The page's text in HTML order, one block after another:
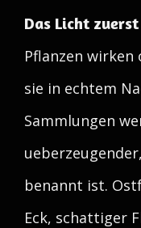
Das Licht
Pflanzen
sie in echtem
Sammlungen
benannt ist.
Eck, schattiger